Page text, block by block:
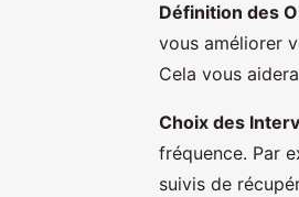
Définition des
vous améliorer
Cela vous
Choix des
fréquence. Par
suivis de